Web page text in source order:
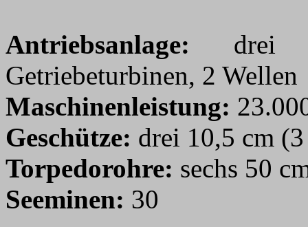
Antriebsanlage: drei
Getriebeturbinen, 2 Wellen
Maschinenleistung:
Geschütze: drei 10,5 cm
Torpedorohre: sechs 50
Seeminen: 30